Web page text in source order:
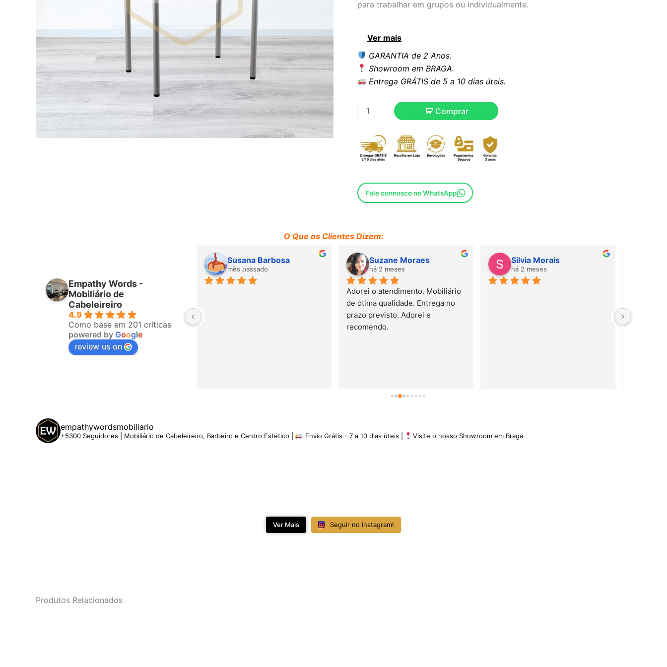
para trabalhar em grupos ou individualmente.
Ver mais
GARANTIA de 2 Anos.
Showroom em BRAGA.
Entrega GRÁTIS de 5 a 10 dias úteis.
Comprar
Fale connosco no WhatsApp
O Que os Clientes Dizem:
Empathy Words -
Mobiliário de
Cabeleireiro
4.9
Como base em 201 críticas
powered by Google
review us on
Sempre muito bem atendido por
todos da equipa! Já é a terceira
vez que compro com eles.
Recomendo!
Susana Barbosa
mês passado
Suzane Moraes
há 2 meses
Adorei o atendimento. Mobiliário
de ótima qualidade. Entrega no
prazo previsto. Adorei e
recomendo.
Silvia Morais
há 2 meses
rápido!
empathywordsmobiliario
+5300 Seguidores | Mobiliário de Cabeleireiro, Barbeiro e Centro Estético | Envio Grátis - 7 a 10 dias úteis | Visite o nosso Showroom em Braga
Ver Mais Seguir no Instagram!
Produtos Relacionados